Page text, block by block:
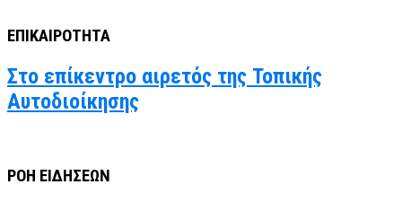
ΕΠΙΚΑΙΡΟΤΗΤΑ
Στο επίκεντρο αιρετός της Τοπικής
Αυτοδιοίκησης
ΡΟΗ ΕΙΔΗΣΕΩΝ